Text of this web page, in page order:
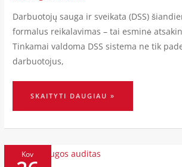
Darbuotojų sauga ir sveikata (DSS)
formalus reikalavimas – tai esminė
Tinkamai valdoma DSS sistema ne tik
darbuotojus,
SKAITYTI DAUGIAU »
Kov
KODĖL
DARBŲ
SAUGOS
AUDITAS